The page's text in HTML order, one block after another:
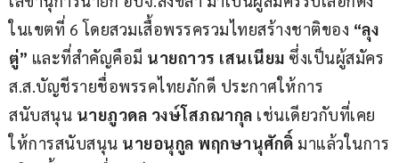
ในเขตที่ 6 โดยสวมเสื้อพรรครวมไทยสร้างชาติของ “ลุง
ตู่” และที่สำคัญคือมี นายถาวร เสนเนียม ซึ่งเป็นผู้สมัคร
ส.ส.บัญชีรายชื่อพรรคไทยภักดี ประกาศให้การ
สนับสนุน นายภูวดล วงษ์โสภณากุล เช่นเดียวกับที่เคย
ให้การสนับสนุน นายอนุกูล พฤกษานุศักดิ์ มาแล้วในการ